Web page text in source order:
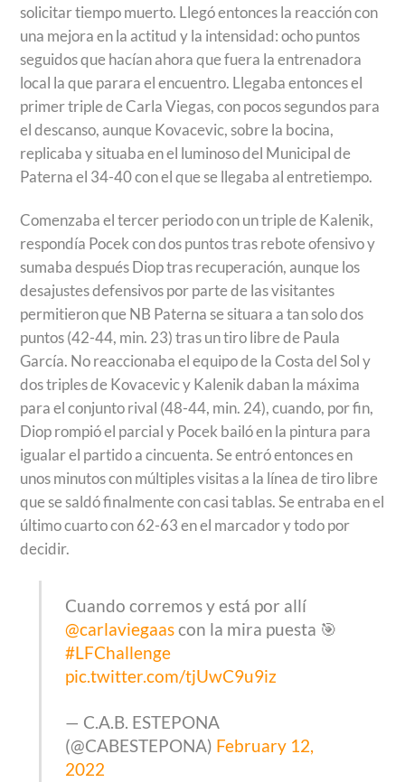
solicitar tiempo muerto. Llegó entonces la reacción con
una mejora en la actitud y la intensidad: ocho puntos
seguidos que hacían ahora que fuera la entrenadora
local la que parara el encuentro. Llegaba entonces el
primer triple de Carla Viegas, con pocos segundos para
el descanso, aunque Kovacevic, sobre la bocina,
replicaba y situaba en el luminoso del Municipal de
Paterna el 34-40 con el que se llegaba al entretiempo.
Comenzaba el tercer periodo con un triple de Kalenik,
respondía Pocek con dos puntos tras rebote ofensivo y
sumaba después Diop tras recuperación, aunque los
desajustes defensivos por parte de las visitantes
permitieron que NB Paterna se situara a tan solo dos
puntos (42-44, min. 23) tras un tiro libre de Paula
García. No reaccionaba el equipo de la Costa del Sol y
dos triples de Kovacevic y Kalenik daban la máxima
para el conjunto rival (48-44, min. 24), cuando, por fin,
Diop rompió el parcial y Pocek bailó en la pintura para
igualar el partido a cincuenta. Se entró entonces en
unos minutos con múltiples visitas a la línea de tiro libre
que se saldó finalmente con casi tablas. Se entraba en el
último cuarto con 62-63 en el marcador y todo por
decidir.
Cuando corremos y está por allí
@carlaviegaascon la mira puesta 🎯
#LFChallenge
pic.twitter.com/tjUwC9u9iz
— C.A.B. ESTEPONA
(@CABESTEPONA) February 12,
2022